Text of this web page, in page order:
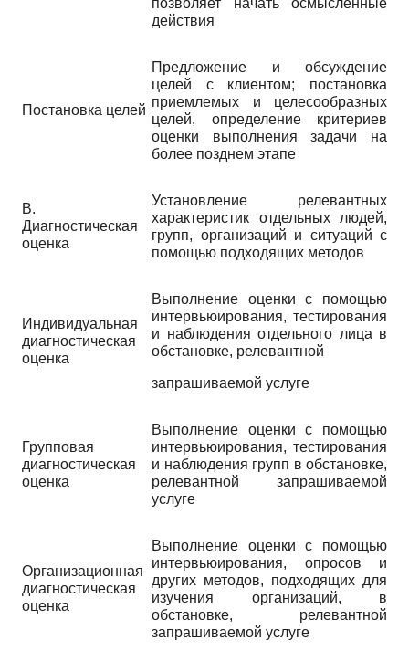
позволяет начать осмысленные
действия
Постановка целей
Предложение и обсуждение
целей с клиентом; постановка
приемлемых и целесообразных
целей, определение критериев
оценки выполнения задачи на
более позднем этапе
В.
Диагностическая
оценка
Установление релевантных
характеристик отдельных людей,
групп, организаций и ситуаций с
помощью подходящих методов
Индивидуальная
диагностическая
оценка
Выполнение оценки с помощью
интервьюирования, тестирования
и наблюдения отдельного лица в
обстановке, релевантной
запрашиваемой услуге
Групповая
диагностическая
оценка
Выполнение оценки с помощью
интервьюирования, тестирования
и наблюдения групп в обстановке,
релевантной запрашиваемой
услуге
Организационная
диагностическая
оценка
Выполнение оценки с помощью
интервьюирования, опросов и
других методов, подходящих для
изучения организаций, в
обстановке, релевантной
запрашиваемой услуге